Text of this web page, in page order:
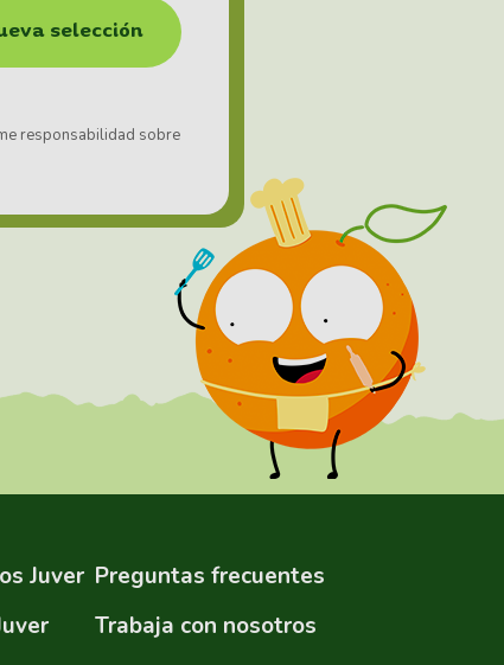
selección
responsabilidad sobre
Juver Preguntas frecuentes
Trabaja con nosotros